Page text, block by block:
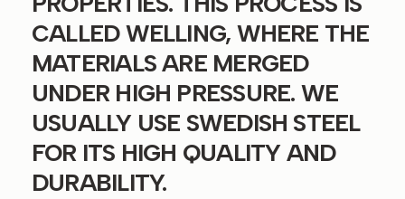
CALLED WELLING, WHERE THE
MATERIALS ARE MERGED
UNDER HIGH PRESSURE. WE
USUALLY USE SWEDISH STEEL
FOR ITS HIGH QUALITY AND
DURABILITY.